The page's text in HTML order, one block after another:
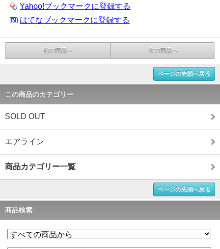
Yahoo!ブックマークに登録する
はてなブックマークに登録する
前の商品へ 次の商品へ
ページの先頭へ戻る
この商品のカテゴリー
SOLD OUT
エアライン
商品カテゴリー一覧
ページの先頭へ戻る
商品検索